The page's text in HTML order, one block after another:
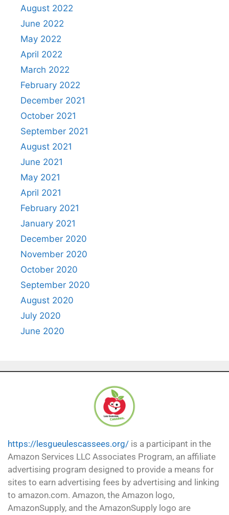
August 2022
June 2022
May 2022
April 2022
March 2022
February 2022
December 2021
October 2021
September 2021
August 2021
June 2021
May 2021
April 2021
February 2021
January 2021
December 2020
November 2020
October 2020
September 2020
August 2020
July 2020
June 2020
https://lesgueulescassees.org/ is a participant in the
Amazon Services LLC Associates Program, an affiliate
advertising program designed to provide a means for
sites to earn advertising fees by advertising and linking
to amazon.com. Amazon, the Amazon logo,
AmazonSupply, and the AmazonSupply logo are